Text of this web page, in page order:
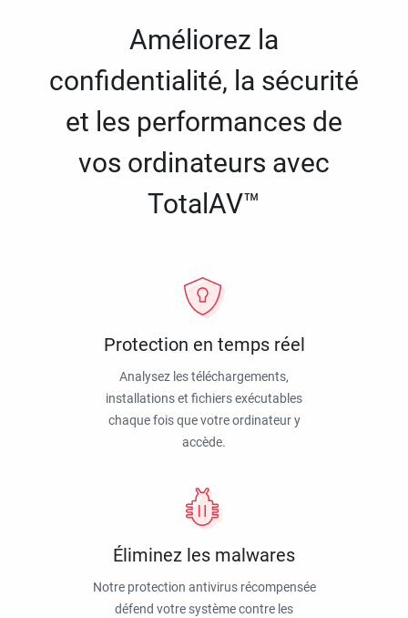
Améliorez la
confidentialité, la sécurité
et les performances de
vos ordinateurs avec
TotalAV™
Protection en temps réel
Analysez les téléchargements,
installations et fichiers exécutables
chaque fois que votre ordinateur y
accède.
Éliminez les malwares
Notre protection antivirus récompensée
défend votre système contre les